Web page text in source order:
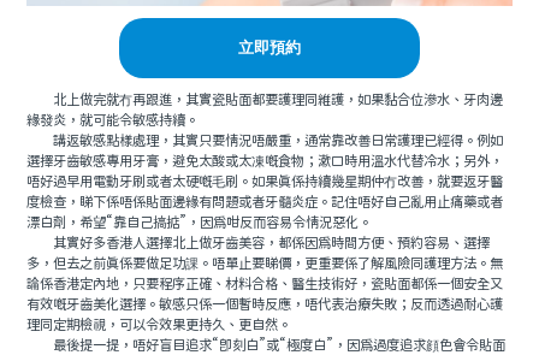
立即預約
北上做完就冇再跟進，其實瓷貼面都要護理同維護，如果黏合位滲水、牙肉邊
緣發炎，就可能令敏感持續。
講返敏感點樣處理，其實只要情況唔嚴重，通常靠改善日常護理已經得。例如
選擇牙齒敏感專用牙膏，避免太酸或太凍嘅食物；漱口時用溫水代替冷水；另外，
唔好過早用電動牙刷或者太硬嘅毛刷。如果真係持續幾星期仲冇改善，就要返牙醫
度檢查，睇下係唔係貼面邊緣有問題或者牙髓炎症。記住唔好自己亂用止痛藥或者
漂白劑，希望“靠自己搞掂”，因爲咁反而容易令情況惡化。
其實好多香港人選擇北上做牙齒美容，都係因爲時間方便、預約容易、選擇
多，但去之前真係要做足功課。唔單止要睇價，更重要係了解風險同護理方法。無
論係香港定內地，只要程序正確、材料合格、醫生技術好，瓷貼面都係一個安全又
有效嘅牙齒美化選擇。敏感只係一個暫時反應，唔代表治療失敗；反而透過耐心護
理同定期檢視，可以令效果更持久、更自然。
最後提一提，唔好盲目追求“即刻白”或“極度白”，因爲過度追求顔色會令貼面